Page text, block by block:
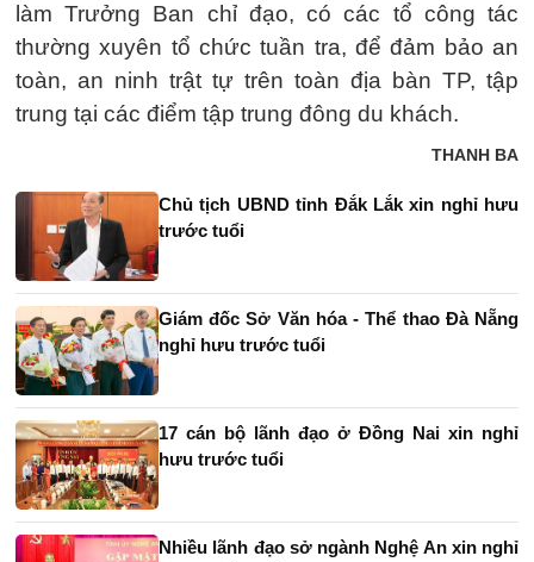
làm Trưởng Ban chỉ đạo, có các tổ công tác
thường xuyên tổ chức tuần tra, để đảm bảo an
toàn, an ninh trật tự trên toàn địa bàn TP, tập
trung tại các điểm tập trung đông du khách.
THANH BA
Chủ tịch UBND tỉnh Đắk Lắk xin nghỉ hưu
trước tuổi
Giám đốc Sở Văn hóa - Thể thao Đà Nẵng
nghỉ hưu trước tuổi
17 cán bộ lãnh đạo ở Đồng Nai xin nghỉ
hưu trước tuổi
Nhiều lãnh đạo sở ngành Nghệ An xin nghỉ